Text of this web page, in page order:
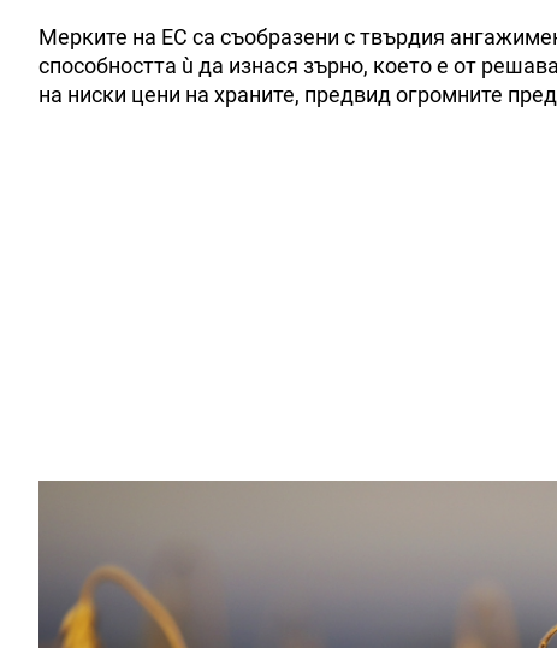
Мерките на ЕС са съобразени с твърдия
способността ù да изнася зърно, което е от
на ниски цени на храните, предвид огромните